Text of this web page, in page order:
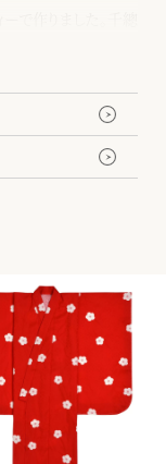
詰まっています。
込められています。